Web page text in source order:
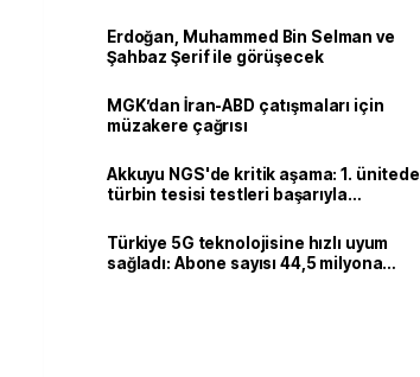
Erdoğan, Muhammed Bin Selman ve
Şahbaz Şerif ile görüşecek
MGK’dan İran-ABD çatışmaları için
müzakere çağrısı
Akkuyu NGS'de kritik aşama: 1. ünitede
türbin tesisi testleri başarıyla
Türkiye 5G teknolojisine hızlı uyum
sağladı: Abone sayısı 44,5 milyona